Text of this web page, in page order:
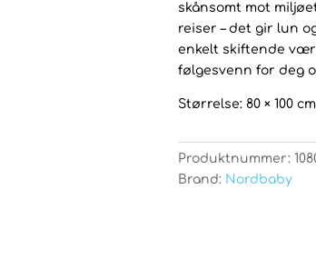
skånsomt mot
reiser – det gir lun
enkelt skiftende
følgesvenn for deg
Størrelse: 80 × 100 cm
Produktnummer:
Brand: Nordbaby